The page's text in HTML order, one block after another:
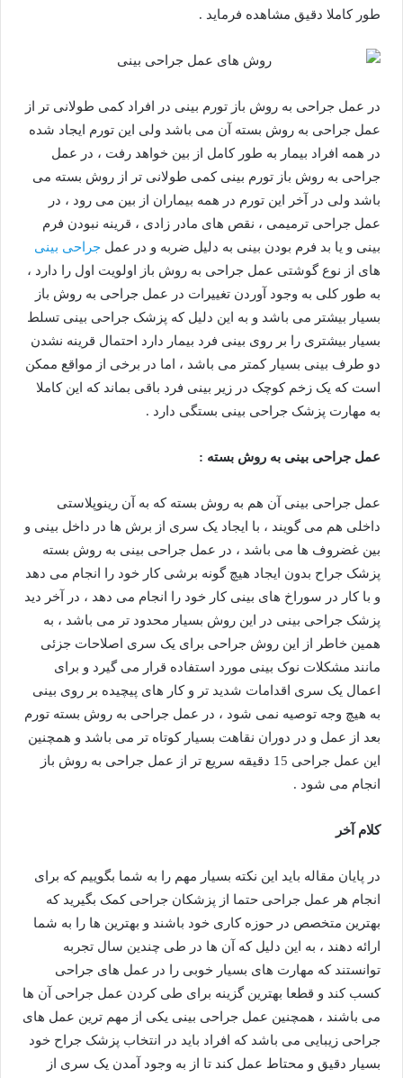
طور کاملا دقیق مشاهده فرماید .
در عمل جراحی به روش باز تورم بینی در افراد کمی طولانی تر از
عمل جراحی به روش بسته آن می باشد ولی این تورم ایجاد شده
در همه افراد بیمار به طور کامل از بین خواهد رفت ، در عمل
جراحی به روش باز تورم بینی کمی طولانی تر از روش بسته می
باشد ولی در آخر این تورم در همه بیماران از بین می رود ، در
عمل جراحی ترمیمی ، نقص های مادر زادی ، قرینه نبودن فرم
بینی و یا بد فرم بودن بینی به دلیل ضربه و در عمل جراحی بینی
های از نوع گوشتی عمل جراحی به روش باز اولویت اول را دارد ،
به طور کلی به وجود آوردن تغییرات در عمل جراحی به روش باز
بسیار بیشتر می باشد و به این دلیل که پزشک جراحی بینی تسلط
بسیار بیشتری را بر روی بینی فرد بیمار دارد احتمال قرینه نشدن
دو طرف بینی بسیار کمتر می باشد ، اما در برخی از مواقع ممکن
است که یک زخم کوچک در زیر بینی فرد باقی بماند که این کاملا
به مهارت پزشک جراحی بینی بستگی دارد .
عمل جراحی بینی به روش بسته :
عمل جراحی بینی آن هم به روش بسته که به آن رینوپلاستی
داخلی هم می گویند ، با ایجاد یک سری از برش ها در داخل بینی و
بین غضروف ها می باشد ، در عمل جراحی بینی به روش بسته
پزشک جراح بدون ایجاد هیچ گونه برشی کار خود را انجام می دهد
و با کار در سوراخ های بینی کار خود را انجام می دهد ، در آخر دید
پزشک جراحی بینی در این روش بسیار محدود تر می باشد ، به
همین خاطر از این روش جراحی برای یک سری اصلاحات جزئی
مانند مشکلات نوک بینی مورد استفاده قرار می گیرد و برای
اعمال یک سری اقدامات شدید تر و کار های پیچیده بر روی بینی
به هیچ وجه توصیه نمی شود ، در عمل جراحی به روش بسته تورم
بعد از عمل و در دوران نقاهت بسیار کوتاه تر می باشد و همچنین
این عمل جراحی 15 دقیقه سریع تر از عمل جراحی به روش باز
انجام می شود .
کلام آخر
در پایان مقاله باید این نکته بسیار مهم را به شما بگوییم که برای
انجام هر عمل جراحی حتما از پزشکان جراحی کمک بگیرید که
بهترین متخصص در حوزه کاری خود باشند و بهترین ها را به شما
ارائه دهند ، به این دلیل که آن ها در طی چندین سال تجربه
توانستند که مهارت های بسیار خوبی را در عمل های جراحی
کسب کند و قطعا بهترین گزینه برای طی کردن عمل جراحی آن ها
می باشند ، همچنین عمل جراحی بینی یکی از مهم ترین عمل های
جراحی زیبایی می باشد که افراد باید در انتخاب پزشک جراح خود
بسیار دقیق و محتاط عمل کند تا از به وجود آمدن یک سری از